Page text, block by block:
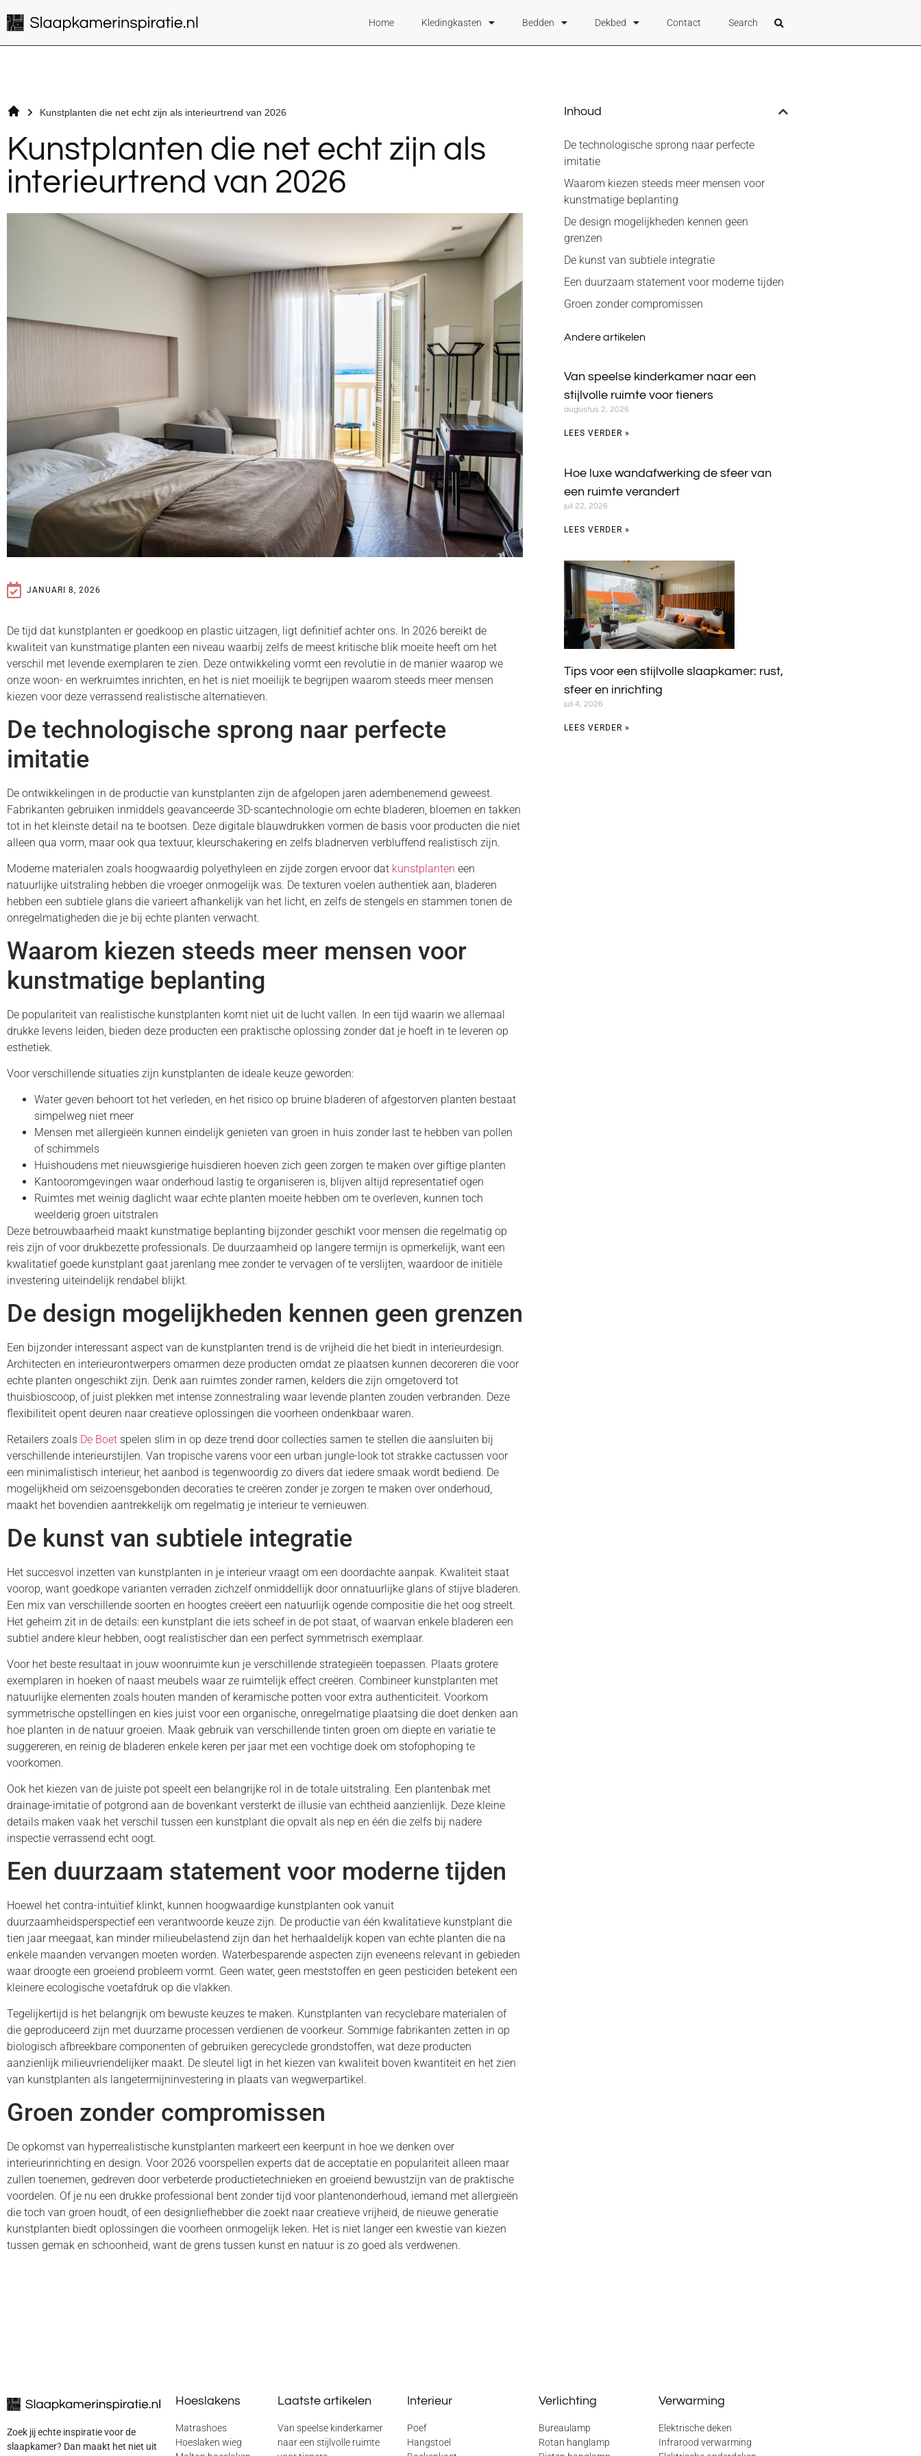
Home Kledingkasten Bedden Dekbed Contact Search
Kunstplanten die net echt zijn als interieurtrend van 2026
Kunstplanten die net echt zijn als
interieurtrend van 2026
JANUARI 8, 2026
De tijd dat kunstplanten er goedkoop en plastic uitzagen, ligt definitief achter ons. In 2026 bereikt de
kwaliteit van kunstmatige planten een niveau waarbij zelfs de meest kritische blik moeite heeft om het
verschil met levende exemplaren te zien. Deze ontwikkeling vormt een revolutie in de manier waarop we
onze woon- en werkruimtes inrichten, en het is niet moeilijk te begrijpen waarom steeds meer mensen
kiezen voor deze verrassend realistische alternatieven.
De technologische sprong naar perfecte
imitatie
De ontwikkelingen in de productie van kunstplanten zijn de afgelopen jaren adembenemend geweest.
Fabrikanten gebruiken inmiddels geavanceerde 3D-scantechnologie om echte bladeren, bloemen en takken
tot in het kleinste detail na te bootsen. Deze digitale blauwdrukken vormen de basis voor producten die niet
alleen qua vorm, maar ook qua textuur, kleurschakering en zelfs bladnerven verbluffend realistisch zijn.
Moderne materialen zoals hoogwaardig polyethyleen en zijde zorgen ervoor dat kunstplanten een
natuurlijke uitstraling hebben die vroeger onmogelijk was. De texturen voelen authentiek aan, bladeren
hebben een subtiele glans die varieert afhankelijk van het licht, en zelfs de stengels en stammen tonen de
onregelmatigheden die je bij echte planten verwacht.
Waarom kiezen steeds meer mensen voor
kunstmatige beplanting
De populariteit van realistische kunstplanten komt niet uit de lucht vallen. In een tijd waarin we allemaal
drukke levens leiden, bieden deze producten een praktische oplossing zonder dat je hoeft in te leveren op
esthetiek.
Voor verschillende situaties zijn kunstplanten de ideale keuze geworden:
Water geven behoort tot het verleden, en het risico op bruine bladeren of afgestorven planten bestaat
simpelweg niet meer
Mensen met allergieën kunnen eindelijk genieten van groen in huis zonder last te hebben van pollen
of schimmels
Huishoudens met nieuwsgierige huisdieren hoeven zich geen zorgen te maken over giftige planten
Kantooromgevingen waar onderhoud lastig te organiseren is, blijven altijd representatief ogen
Ruimtes met weinig daglicht waar echte planten moeite hebben om te overleven, kunnen toch
weelderig groen uitstralen
Deze betrouwbaarheid maakt kunstmatige beplanting bijzonder geschikt voor mensen die regelmatig op
reis zijn of voor drukbezette professionals. De duurzaamheid op langere termijn is opmerkelijk, want een
kwalitatief goede kunstplant gaat jarenlang mee zonder te vervagen of te verslijten, waardoor de initiële
investering uiteindelijk rendabel blijkt.
De design mogelijkheden kennen geen grenzen
Een bijzonder interessant aspect van de kunstplanten trend is de vrijheid die het biedt in interieurdesign.
Architecten en interieurontwerpers omarmen deze producten omdat ze plaatsen kunnen decoreren die voor
echte planten ongeschikt zijn. Denk aan ruimtes zonder ramen, kelders die zijn omgetoverd tot
thuisbioscoop, of juist plekken met intense zonnestraling waar levende planten zouden verbranden. Deze
flexibiliteit opent deuren naar creatieve oplossingen die voorheen ondenkbaar waren.
Retailers zoals De Boet spelen slim in op deze trend door collecties samen te stellen die aansluiten bij
verschillende interieurstijlen. Van tropische varens voor een urban jungle-look tot strakke cactussen voor
een minimalistisch interieur, het aanbod is tegenwoordig zo divers dat iedere smaak wordt bediend. De
mogelijkheid om seizoensgebonden decoraties te creëren zonder je zorgen te maken over onderhoud,
maakt het bovendien aantrekkelijk om regelmatig je interieur te vernieuwen.
De kunst van subtiele integratie
Het succesvol inzetten van kunstplanten in je interieur vraagt om een doordachte aanpak. Kwaliteit staat
voorop, want goedkope varianten verraden zichzelf onmiddellijk door onnatuurlijke glans of stijve bladeren.
Een mix van verschillende soorten en hoogtes creëert een natuurlijk ogende compositie die het oog streelt.
Het geheim zit in de details: een kunstplant die iets scheef in de pot staat, of waarvan enkele bladeren een
subtiel andere kleur hebben, oogt realistischer dan een perfect symmetrisch exemplaar.
Voor het beste resultaat in jouw woonruimte kun je verschillende strategieën toepassen. Plaats grotere
exemplaren in hoeken of naast meubels waar ze ruimtelijk effect creëren. Combineer kunstplanten met
natuurlijke elementen zoals houten manden of keramische potten voor extra authenticiteit. Voorkom
symmetrische opstellingen en kies juist voor een organische, onregelmatige plaatsing die doet denken aan
hoe planten in de natuur groeien. Maak gebruik van verschillende tinten groen om diepte en variatie te
suggereren, en reinig de bladeren enkele keren per jaar met een vochtige doek om stofophoping te
voorkomen.
Ook het kiezen van de juiste pot speelt een belangrijke rol in de totale uitstraling. Een plantenbak met
drainage-imitatie of potgrond aan de bovenkant versterkt de illusie van echtheid aanzienlijk. Deze kleine
details maken vaak het verschil tussen een kunstplant die opvalt als nep en één die zelfs bij nadere
inspectie verrassend echt oogt.
Een duurzaam statement voor moderne tijden
Hoewel het contra-intuïtief klinkt, kunnen hoogwaardige kunstplanten ook vanuit
duurzaamheidsperspectief een verantwoorde keuze zijn. De productie van één kwalitatieve kunstplant die
tien jaar meegaat, kan minder milieubelastend zijn dan het herhaaldelijk kopen van echte planten die na
enkele maanden vervangen moeten worden. Waterbesparende aspecten zijn eveneens relevant in gebieden
waar droogte een groeiend probleem vormt. Geen water, geen meststoffen en geen pesticiden betekent een
kleinere ecologische voetafdruk op die vlakken.
Tegelijkertijd is het belangrijk om bewuste keuzes te maken. Kunstplanten van recyclebare materialen of
die geproduceerd zijn met duurzame processen verdienen de voorkeur. Sommige fabrikanten zetten in op
biologisch afbreekbare componenten of gebruiken gerecyclede grondstoffen, wat deze producten
aanzienlijk milieuvriendelijker maakt. De sleutel ligt in het kiezen van kwaliteit boven kwantiteit en het zien
van kunstplanten als langetermijninvestering in plaats van wegwerpartikel.
Groen zonder compromissen
De opkomst van hyperrealistische kunstplanten markeert een keerpunt in hoe we denken over
interieurinrichting en design. Voor 2026 voorspellen experts dat de acceptatie en populariteit alleen maar
zullen toenemen, gedreven door verbeterde productietechnieken en groeiend bewustzijn van de praktische
voordelen. Of je nu een drukke professional bent zonder tijd voor plantenonderhoud, iemand met allergieën
die toch van groen houdt, of een designliefhebber die zoekt naar creatieve vrijheid, de nieuwe generatie
kunstplanten biedt oplossingen die voorheen onmogelijk leken. Het is niet langer een kwestie van kiezen
tussen gemak en schoonheid, want de grens tussen kunst en natuur is zo goed als verdwenen.
Inhoud
De technologische sprong naar perfecte
imitatie
Waarom kiezen steeds meer mensen voor
kunstmatige beplanting
De design mogelijkheden kennen geen
grenzen
De kunst van subtiele integratie
Een duurzaam statement voor moderne tijden
Groen zonder compromissen
Andere artikelen
Van speelse kinderkamer naar een
stijlvolle ruimte voor tieners
augustus 2, 2026
LEES VERDER »
Hoe luxe wandafwerking de sfeer van
een ruimte verandert
juli 22, 2026
LEES VERDER »
Tips voor een stijlvolle slaapkamer: rust,
sfeer en inrichting
juli 4, 2026
LEES VERDER »
Zoek jij echte inspiratie voor de
slaapkamer? Dan maakt het niet uit
Hoeslakens
Matrashoes
Hoeslaken wieg
Laatste artikelen
Van speelse kinderkamer
naar een stijlvolle ruimte
Interieur
Poef
Hangstoel
Verlichting
Bureaulamp
Rotan hanglamp
Verwarming
Elektrische deken
Infrarood verwarming